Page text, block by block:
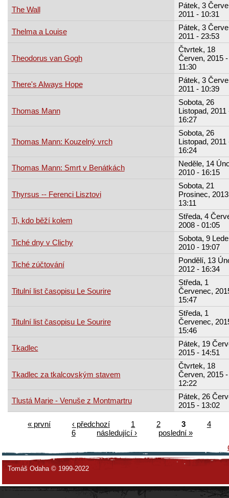
The Wall
Pátek, 3
2011 - 10:31
Thelma a Louise
Pátek, 3
2011 - 23:53
Theodorus van Gogh
Čtvrtek, 18
Červen, 2015 -
11:30
There's Always Hope
Pátek, 3
2011 - 10:39
Thomas Mann
Sobota, 26
Listopad, 2011
16:27
Thomas Mann: Kouzelný vrch
Sobota, 26
Listopad, 2011
16:24
Thomas Mann: Smrt v Benátkách
Neděle, 14
2010 - 16:15
Thyrsus -- Ferenci Lisztovi
Sobota, 21
Prosinec,
13:11
Ti, kdo běží kolem
Středa, 4
2008 - 01:05
Tiché dny v Clichy
Sobota, 9
2010 - 19:07
Tiché zúčtování
Pondělí, 13
2012 - 16:34
Titulní list časopisu Le Sourire
Středa, 1
Červenec,
15:47
Titulní list časopisu Le Sourire
Středa, 1
Červenec,
15:46
Tkadlec
Pátek, 19
2015 - 14:51
Tkadlec za tkalcovským stavem
Čtvrtek, 18
Červen, 2015 -
12:22
Tlustá Marie - Venuše z Montmartru
Pátek, 26
2015 - 13:02
« první ‹ předchozí 1 2 3
4
6
následující ›
poslední »
Tomáš Odaha © 1999-2022